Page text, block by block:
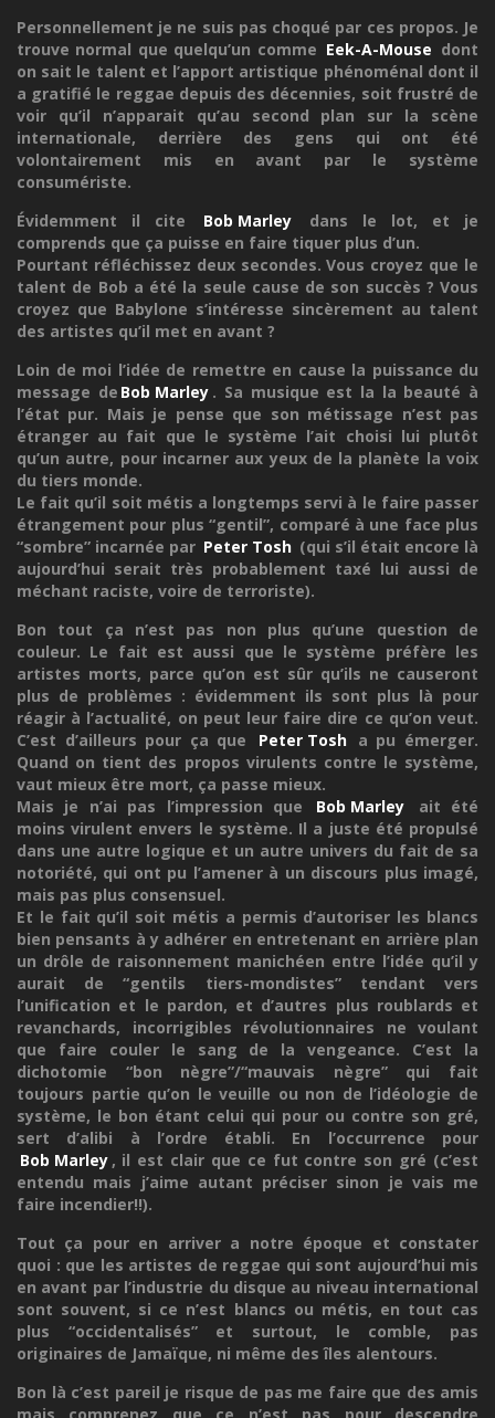
Personnellement je ne suis pas choqué par ces propos. Je
trouve normal que quelqu’un comme Eek-A-Mouse dont
on sait le talent et l’apport artistique phénoménal dont il
a gratifié le reggae depuis des décennies, soit frustré de
voir qu’il n’apparait qu’au second plan sur la scène
internationale, derrière des gens qui ont été
volontairement mis en avant par le système
consumériste.
Évidemment il cite
Bob Marley
dans le lot, et je
comprends que ça puisse en faire tiquer plus d’un.
Pourtant réfléchissez deux secondes. Vous croyez que le
talent de Bob a été la seule cause de son succès ? Vous
croyez que Babylone s’intéresse sincèrement au talent
des artistes qu’il met en avant ?
Loin de moi l’idée de remettre en cause la puissance du
message de Bob Marley . Sa musique est la la beauté à
l’état pur. Mais je pense que son métissage n’est pas
étranger au fait que le système l’ait choisi lui plutôt
qu’un autre, pour incarner aux yeux de la planète la voix
du tiers monde.
Le fait qu’il soit métis a longtemps servi à le faire passer
étrangement pour plus “gentil”, comparé à une face plus
“sombre” incarnée par Peter Tosh (qui s’il était encore là
aujourd’hui serait très probablement taxé lui aussi de
méchant raciste, voire de terroriste).
Bon tout ça n’est pas non plus qu’une question de
couleur. Le fait est aussi que le système préfère les
artistes morts, parce qu’on est sûr qu’ils ne causeront
plus de problèmes : évidemment ils sont plus là pour
réagir à l’actualité, on peut leur faire dire ce qu’on veut.
C’est d’ailleurs pour ça que
Peter Tosh
a pu émerger.
Quand on tient des propos virulents contre le système,
vaut mieux être mort, ça passe mieux.
Mais je n’ai pas l’impression que
Bob Marley
ait été
moins virulent envers le système. Il a juste été propulsé
dans une autre logique et un autre univers du fait de sa
notoriété, qui ont pu l’amener à un discours plus imagé,
mais pas plus consensuel.
Et le fait qu’il soit métis a permis d’autoriser les blancs
bien pensants à y adhérer en entretenant en arrière plan
un drôle de raisonnement manichéen entre l’idée qu’il y
aurait de “gentils tiers-mondistes” tendant vers
l’unification et le pardon, et d’autres plus roublards et
revanchards, incorrigibles révolutionnaires ne voulant
que faire couler le sang de la vengeance. C’est la
dichotomie “bon nègre”/“mauvais nègre” qui fait
toujours partie qu’on le veuille ou non de l’idéologie de
système, le bon étant celui qui pour ou contre son gré,
sert d’alibi à l’ordre établi. En l’occurrence pour
Bob Marley , il est clair que ce fut contre son gré (c’est
entendu mais j’aime autant préciser sinon je vais me
faire incendier!!).
Tout ça pour en arriver a notre époque et constater
quoi : que les artistes de reggae qui sont aujourd’hui mis
en avant par l’industrie du disque au niveau international
sont souvent, si ce n’est blancs ou métis, en tout cas
plus “occidentalisés” et surtout, le comble, pas
originaires de Jamaïque, ni même des îles alentours.
Bon là c’est pareil je risque de pas me faire que des amis